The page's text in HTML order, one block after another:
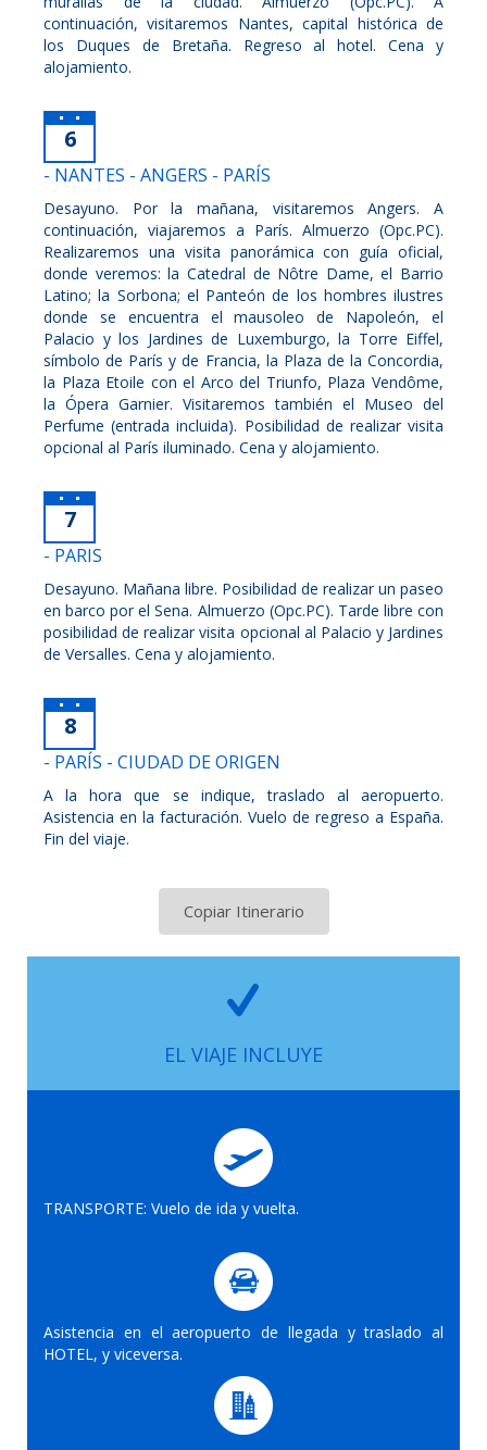
continuación, visitaremos Nantes, capital histórica de
los Duques de Bretaña. Regreso al hotel. Cena y
alojamiento.
6
- NANTES - ANGERS - PARÍS
Desayuno. Por la mañana, visitaremos Angers. A
continuación, viajaremos a París. Almuerzo (Opc.PC).
Realizaremos una visita panorámica con guía oficial,
donde veremos: la Catedral de Nôtre Dame, el Barrio
Latino; la Sorbona; el Panteón de los hombres ilustres
donde se encuentra el mausoleo de Napoleón, el
Palacio y los Jardines de Luxemburgo, la Torre Eiffel,
símbolo de París y de Francia, la Plaza de la Concordia,
la Plaza Etoile con el Arco del Triunfo, Plaza Vendôme,
la Ópera Garnier. Visitaremos también el Museo del
Perfume (entrada incluida). Posibilidad de realizar visita
opcional al París iluminado. Cena y alojamiento.
7
- PARIS
Desayuno. Mañana libre. Posibilidad de realizar un paseo
en barco por el Sena. Almuerzo (Opc.PC). Tarde libre con
posibilidad de realizar visita opcional al Palacio y Jardines
de Versalles. Cena y alojamiento.
8
- PARÍS - CIUDAD DE ORIGEN
A la hora que se indique, traslado al aeropuerto.
Asistencia en la facturación. Vuelo de regreso a España.
Fin del viaje.
Copiar Itinerario
EL VIAJE INCLUYE
TRANSPORTE: Vuelo de ida y vuelta.
Asistencia en el aeropuerto de llegada y traslado al
HOTEL, y viceversa.